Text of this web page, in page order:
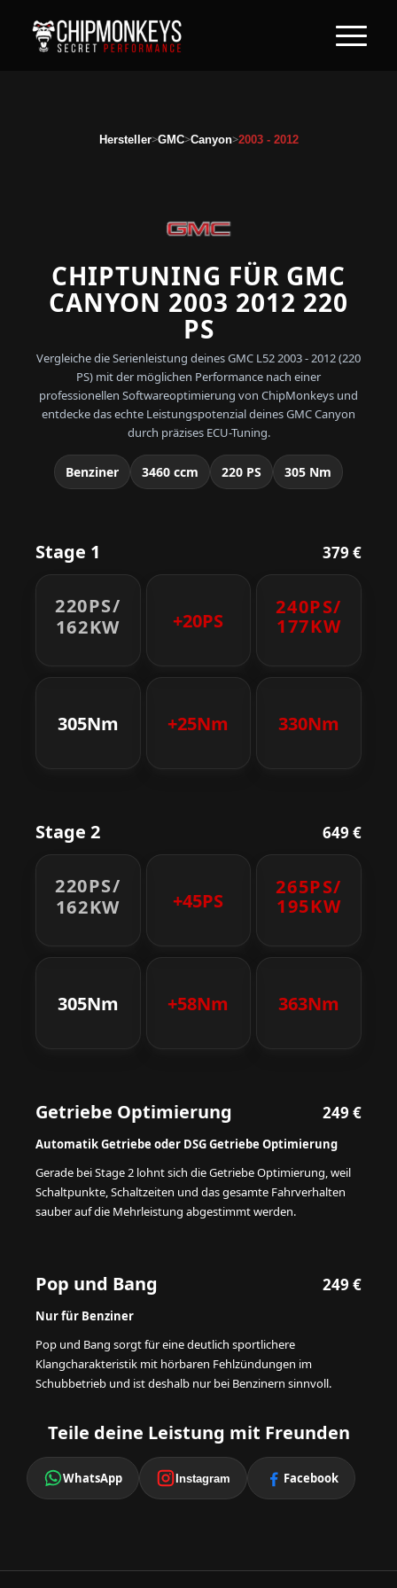
Hersteller>GMC>Canyon>2003 - 2012
CHIPTUNING FÜR GMC
CANYON 2003 2012 220
PS
Vergleiche die Serienleistung deines GMC L52 2003 - 2012 (220
PS) mit der möglichen Performance nach einer
professionellen Softwareoptimierung von ChipMonkeys und
entdecke das echte Leistungspotenzial deines GMC Canyon
durch präzises ECU-Tuning.
Benziner 3460 ccm 220 PS 305 Nm
Stage 1 379 €
220PS/
162KW
+20PS
240PS/
177KW
305Nm +25Nm 330Nm
Stage 2 649 €
220PS/
162KW
+45PS
265PS/
195KW
305Nm +58Nm 363Nm
Getriebe Optimierung 249 €
Automatik Getriebe oder DSG Getriebe Optimierung
Gerade bei Stage 2 lohnt sich die Getriebe Optimierung, weil
Schaltpunkte, Schaltzeiten und das gesamte Fahrverhalten
sauber auf die Mehrleistung abgestimmt werden.
Pop und Bang 249 €
Nur für Benziner
Pop und Bang sorgt für eine deutlich sportlichere
Klangcharakteristik mit hörbaren Fehlzündungen im
Schubbetrieb und ist deshalb nur bei Benzinern sinnvoll.
Teile deine Leistung mit Freunden
WhatsApp Instagram Facebook